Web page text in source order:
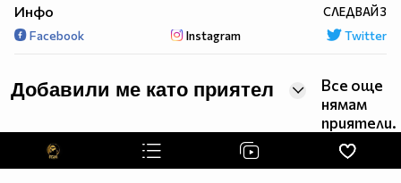
отношение и за нея няма нищо невъзможно.
Инфо СЛЕДВАЙ3
Facebook Instagram Twitter
Добавили ме като приятел
Все още
нямам
приятели.